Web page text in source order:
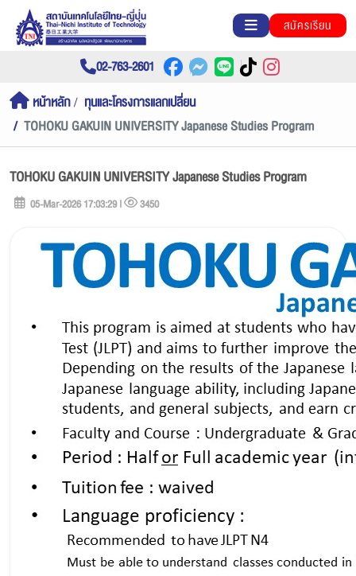
สมัครเรียน
02-763-2601
หน้าหลัก
ทุนและโครงการแลกเปลี่ยน
TOHOKU GAKUIN UNIVERSITY Japanese Studies Program
TOHOKU GAKUIN UNIVERSITY Japanese Studies Program
05-Mar-2026 17:03:29 | 3450